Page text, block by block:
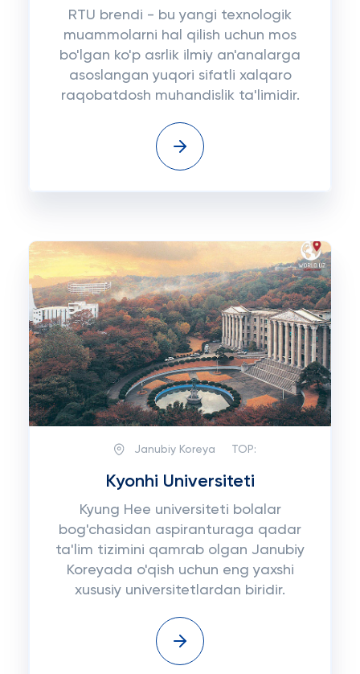
RTU brendi - bu yangi texnologik
muammolarni hal qilish uchun mos
bo'lgan ko'p asrlik ilmiy an'analarga
asoslangan yuqori sifatli xalqaro
raqobatdosh muhandislik ta'limidir.
Janubiy Koreya TOP:
Kyonhi Universiteti
Kyung Hee universiteti bolalar
bog'chasidan aspiranturaga qadar
ta'lim tizimini qamrab olgan Janubiy
Koreyada o'qish uchun eng yaxshi
xususiy universitetlardan biridir.